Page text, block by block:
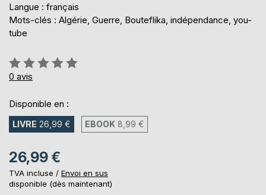
Langue : français
Mots-clés : Algérie, Guerre, Bouteflika, indépendance, you-
tube
Évaluation:
0%
0 avis
Disponible en :
LIVRE 26,99 € EBOOK 8,99 €
26,99 €
TVA incluse / Envoi en sus
disponible (dès maintenant)